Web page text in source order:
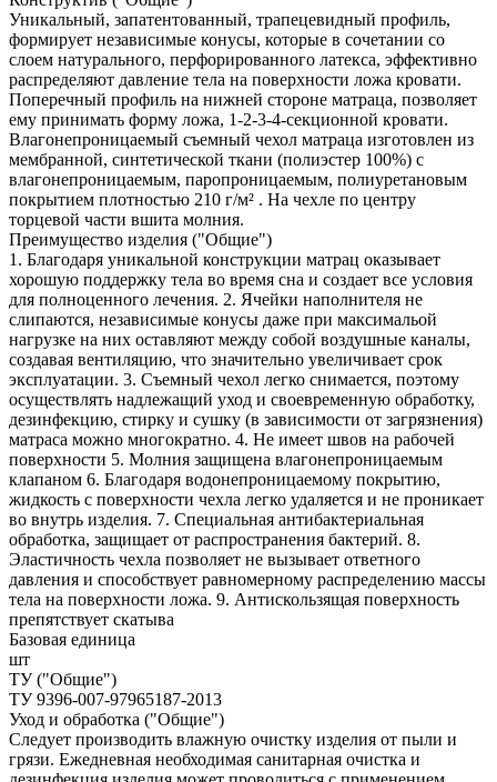
Уникальный, запатентованный, трапецевидный профиль,
формирует независимые конусы, которые в сочетании со
слоем натурального, перфорированного латекса, эффективно
распределяют давление тела на поверхности ложа кровати.
Поперечный профиль на нижней стороне матраца, позволяет
ему принимать форму ложа, 1-2-3-4-секционной кровати.
Влагонепроницаемый съемный чехол матраца изготовлен из
мембранной, синтетической ткани (полиэстер 100%) с
влагонепроницаемым, паропроницаемым, полиуретановым
покрытием плотностью 210 г/м² . На чехле по центру
торцевой части вшита молния.
Преимущество изделия ("Общие")
1. Благодаря уникальной конструкции матрац оказывает
хорошую поддержку тела во время сна и создает все условия
для полноценного лечения. 2. Ячейки наполнителя не
слипаются, независимые конусы даже при максимальой
нагрузке на них оставляют между собой воздушные каналы,
создавая вентиляцию, что значительно увеличивает срок
эксплуатации. 3. Съемный чехол легко снимается, поэтому
осуществлять надлежащий уход и своевременную обработку,
дезинфекцию, стирку и сушку (в зависимости от загрязнения)
матраса можно многократно. 4. Не имеет швов на рабочей
поверхности 5. Молния защищена влагонепроницаемым
клапаном 6. Благодаря водонепроницаемому покрытию,
жидкость с поверхности чехла легко удаляется и не проникает
во внутрь изделия. 7. Специальная антибактериальная
обработка, защищает от распространения бактерий. 8.
Эластичность чехла позволяет не вызывает ответного
давления и способствует равномерному распределению массы
тела на поверхности ложа. 9. Антискользящая поверхность
препятствует скатыва
Базовая единица
шт
ТУ ("Общие")
ТУ 9396-007-97965187-2013
Уход и обработка ("Общие")
Следует производить влажную очистку изделия от пыли и
грязи. Ежедневная необходимая санитарная очистка и